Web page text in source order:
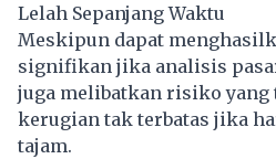
Lelah Sepanjang Waktu
Meskipun dapat
signifikan jika analisis
juga melibatkan risiko
kerugian tak terbatas jika
tajam.